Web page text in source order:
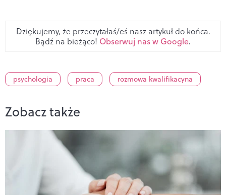
Dziękujemy, że przeczytałaś/eś nasz artykuł do końca.
Bądź na bieżąco! Obserwuj nas w Google.
psychologia praca rozmowa kwalifikacyna
Zobacz także